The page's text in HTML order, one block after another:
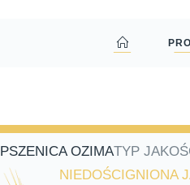
PSZENICA OZIMATYP
NIEDOŚCIGNIONA